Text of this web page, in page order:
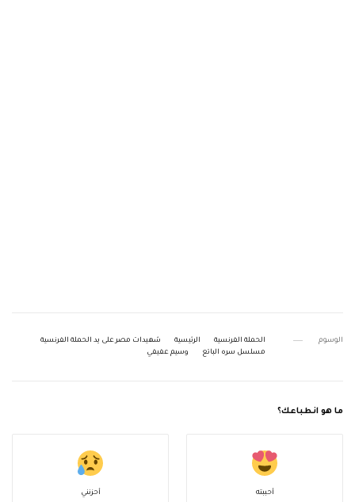
الوسوم الحملة الفرنسية الرئيسية
شهيدات مصر على يد الحملة الفرنسية
مسلسل سره الباتع
وسيم عفيفي
ما هو انطباعك؟
أحببته أحزنني